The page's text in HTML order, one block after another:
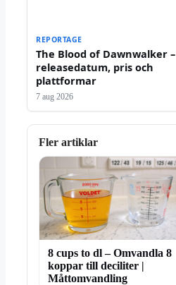
REPORTAGE
The Blood of Dawnwalker –
releasedatum, pris och
plattformar
7 aug 2026
Fler artiklar
8 cups to dl – Omvandla 8
koppar till deciliter |
Måttomvandling